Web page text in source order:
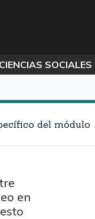
CIENCIAS SOCIALES
del módulo
en